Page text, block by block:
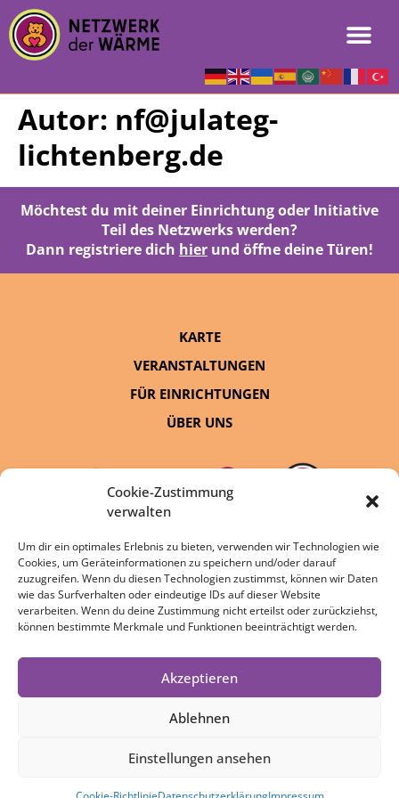
Cookie-Zustimmung
verwalten
Um dir ein optimales Erlebnis zu bieten, verwenden wir Technologien wie
Cookies, um Geräteinformationen zu speichern und/oder darauf
zuzugreifen. Wenn du diesen Technologien zustimmst, können wir Daten
wie das Surfverhalten oder eindeutige IDs auf dieser Website
verarbeiten. Wenn du deine Zustimmung nicht erteilst oder zurückziehst,
können bestimmte Merkmale und Funktionen beeinträchtigt werden.
Akzeptieren
Ablehnen
Einstellungen ansehen
Autor: nf@julateg-
lichtenberg.de
Möchtest du mit deiner Einrichtung oder Initiative
Teil des Netzwerks werden?
Dann registriere dich hier und öffne deine Türen!
eine Initiative von:
KARTE
VERANSTALTUNGEN
FÜR EINRICHTUNGEN
ÜBER UNS